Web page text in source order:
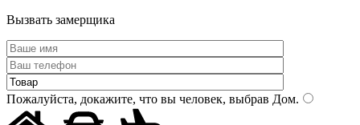
Вызвать замерщика
Пожалуйста, докажите, что вы человек, выбрав Дом.